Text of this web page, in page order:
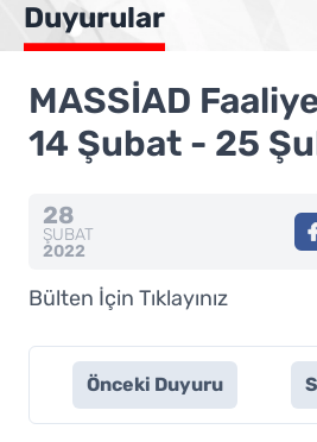
Duyurular
MASSİAD
14 Şubat - 25
28
ŞUBAT
2022
Bülten İçin Tıklayınız
Önceki Duyuru